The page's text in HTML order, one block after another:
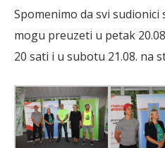
Spomenimo da svi
mogu preuzeti u petak
20 sati i u subotu 21.08. na